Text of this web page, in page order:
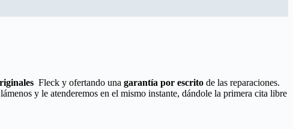
Fleck y ofertando una garantía por escrito de las reparaciones.
y le atenderemos en el mismo instante, dándole la primera cita libre